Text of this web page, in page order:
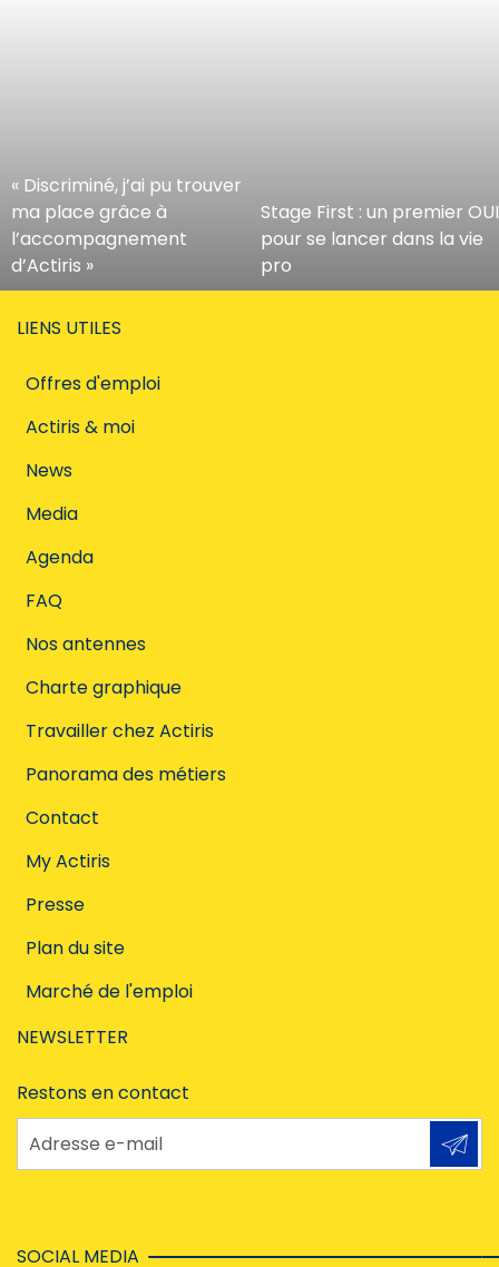
« Discriminé, j’ai pu trouver
ma place grâce à
l’accompagnement
d’Actiris »
Stage First : un premier OUI
pour se lancer dans la vie
pro
LIENS UTILES
Offres d'emploi
Actiris & moi
News
Media
Agenda
FAQ
Nos antennes
Charte graphique
Travailler chez Actiris
Panorama des métiers
Contact
My Actiris
Presse
Plan du site
Marché de l'emploi
NEWSLETTER
Restons en contact
Adresse e-mail
SOCIAL MEDIA